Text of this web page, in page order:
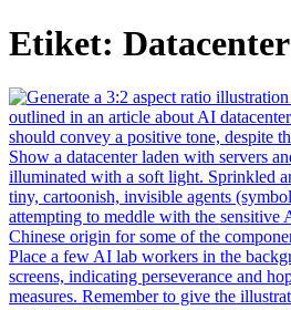
Etiket: Datacenter